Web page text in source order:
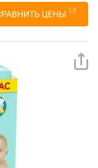
ЦЕНЫ 18